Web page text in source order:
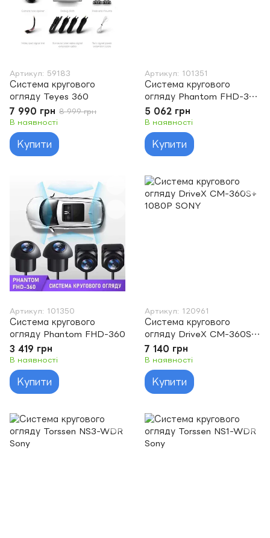
Артикул: 59183
Система кругового
огляду Teyes 360
7 990 грн 8 999 грн
В наявності
Купити
Артикул: 101351
Система кругового
огляду Phantom FHD-360
PRO
5 062 грн
В наявності
Купити
Артикул: 101350
Система кругового
огляду Phantom FHD-360
3 419 грн
В наявності
Купити
Артикул: 120961
Система кругового
огляду DriveX CM-360S+
1080P SONY
7 140 грн
В наявності
Купити